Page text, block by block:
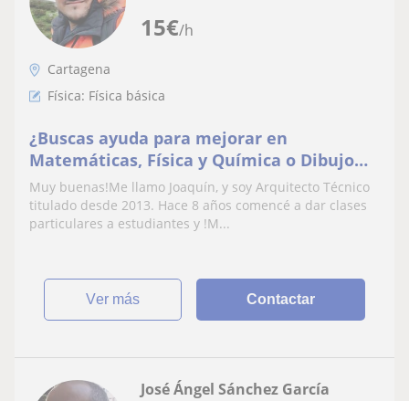
15€/h
Cartagena
Física: Física básica
¿Buscas ayuda para mejorar en
Matemáticas, Física y Química o Dibujo
Técnico?
Muy buenas!Me llamo Joaquín, y soy Arquitecto Técnico
titulado desde 2013. Hace 8 años comencé a dar clases
particulares a estudiantes y !M...
ver más Contactar
José Ángel Sánchez García